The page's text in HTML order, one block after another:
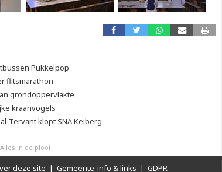
Pukkelpop
flitsmarathon
grondoppervlakte
kraanvogels
Tervant klopt SNA Keiberg
Alles in de plooi
deze site | Gemeente-info & links | GDPR